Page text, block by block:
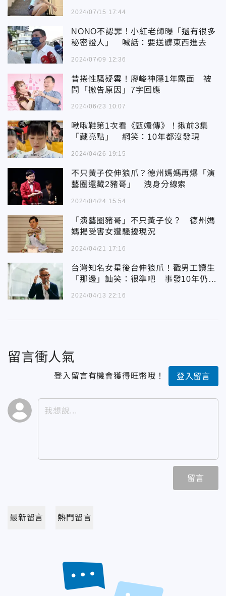
2024/07/15 17:44
NONO不認罪！小紅老師曝「還有很多
秘密證人」 喊話：要送髒東西進去
2024/07/09 12:36
昔捲性騷疑雲！廖峻神隱1年露面 被
問「撤告原因」7字回應
2024/06/23 10:07
啾啾鞋第1次看《甄嬛傳》！揪前3集
「藏亮點」 網笑：10年都沒發現
2024/04/26 19:15
不只黃子佼伸狼爪？德州媽媽再爆「演
藝圈還藏2豬哥」 洩身分線索
2024/04/24 15:54
「演藝圈豬哥」不只黃子佼？ 德州媽
媽揭受害女遭騷擾現況
2024/04/21 17:16
台灣知名女星後台伸狼爪！戳男工讀生
「那邊」訕笑：很準吧 事發10年仍走
2024/04/13 22:16
留言衝人氣
登入留言有機會獲得旺幣哦！ 登入留言
留言
最新留言 熱門留言